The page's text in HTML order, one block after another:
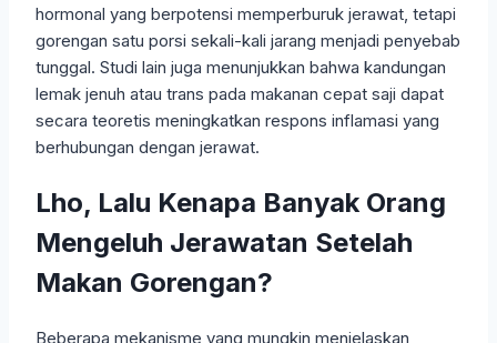
hormonal yang berpotensi memperburuk jerawat, tetapi
gorengan satu porsi sekali-kali jarang menjadi penyebab
tunggal. Studi lain juga menunjukkan bahwa kandungan
lemak jenuh atau trans pada makanan cepat saji dapat
secara teoretis meningkatkan respons inflamasi yang
berhubungan dengan jerawat.
Lho, Lalu Kenapa Banyak Orang
Mengeluh Jerawatan Setelah
Makan Gorengan?
Beberapa mekanisme yang mungkin menjelaskan